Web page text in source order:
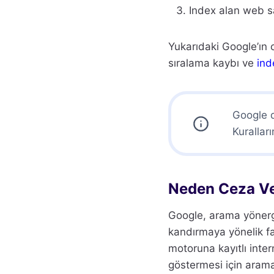
Index alan web
Yukarıdaki
sıralama kaybı ve
Google
Neden Ceza
Google, arama
kandırmaya yönelik
motoruna kayıtlı
göstermesi için